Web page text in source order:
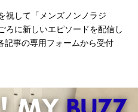
祝して「メンズノンノラジ
に新しいエピソードを配信し
記事の専用フォームから受付